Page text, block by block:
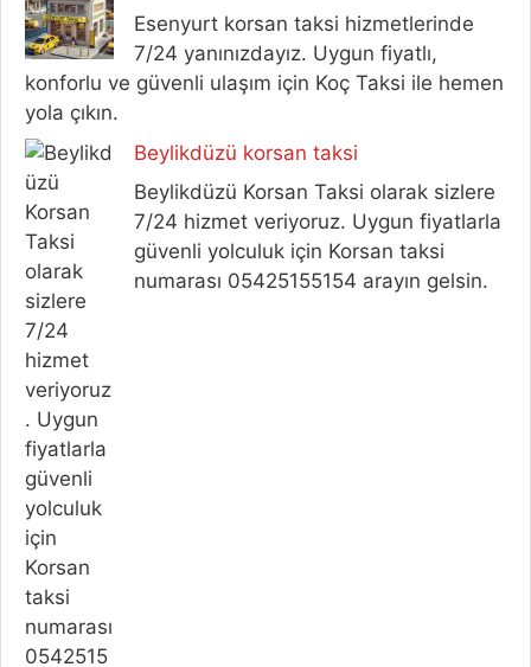
Esenyurt korsan taksi hizmetlerinde
7/24 yanınızdayız. Uygun fiyatlı,
konforlu ve güvenli ulaşım için Koç Taksi ile hemen
yola çıkın.
Beylikdüzü korsan taksi
Beylikdüzü Korsan Taksi olarak sizlere
7/24 hizmet veriyoruz. Uygun fiyatlarla
güvenli yolculuk için Korsan taksi
numarası 05425155154 arayın gelsin.